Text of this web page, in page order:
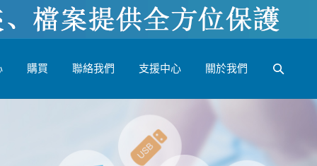
購買 聯絡我們 支援中心 關於我們